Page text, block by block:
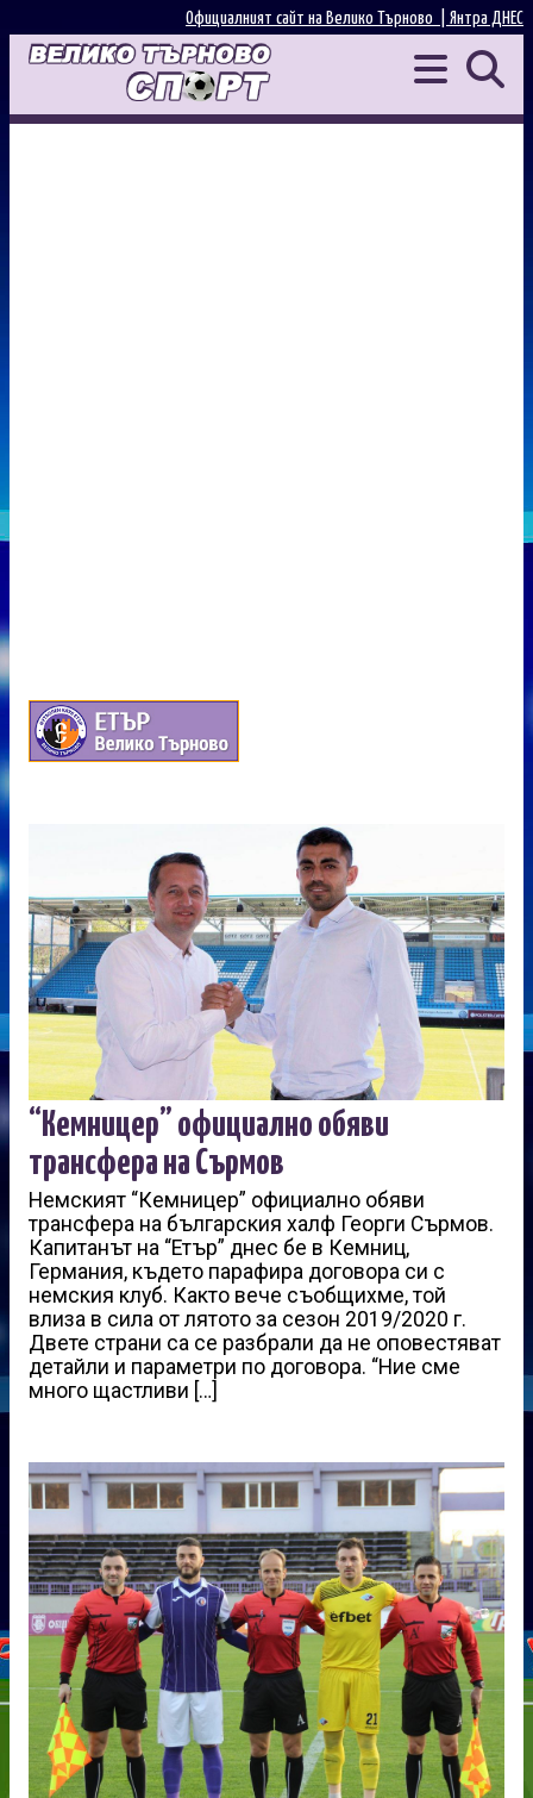
Янтра ДНЕС
Официалният сайт на Велико Търново |
“Кемницер” официално обяви
трансфера на Сърмов
Немският “Кемницер” официално обяви
трансфера на българския халф Георги Сърмов.
Капитанът на “Етър” днес бе в Кемниц,
Германия, където парафира договора си с
немския клуб. Както вече съобщихме, той
влиза в сила от лятото за сезон 2019/2020 г.
Двете страни са се разбрали да не оповестяват
детайли и параметри по договора. “Ние сме
много щастливи […]